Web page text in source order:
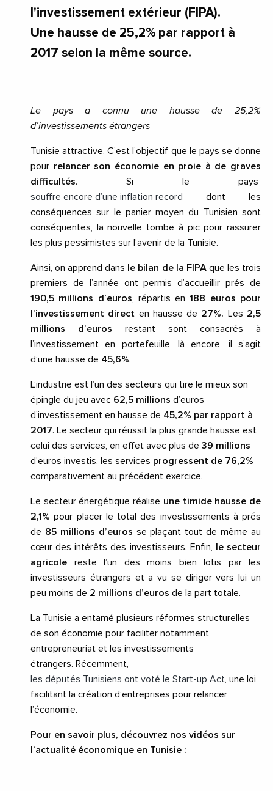
l'investissement extérieur (FIPA).
Une hausse de 25,2% par rapport à
2017 selon la même source.
Le pays a connu une hausse de 25,2%
d’investissements étrangers
Tunisie attractive. C’est l’objectif que le pays se donne
pour relancer son économie en proie à de graves
difficultés. Si le pays
souffre encore d’une inflation record
dont les
conséquences sur le panier moyen du Tunisien sont
conséquentes, la nouvelle tombe à pic pour rassurer
les plus pessimistes sur l’avenir de la Tunisie.
Ainsi, on apprend dans le bilan de la FIPAque les trois
premiers de l’année ont permis d’accueillir prés de
190,5 millions d’euros , répartis en 188 euros pour
l’investissement direct en hausse de 27%. Les 2,5
millions d’euros restant sont consacrés à
l’investissement en portefeuille, là encore, il s’agit
d’une hausse de 45,6%.
L’industrie est l’un des secteurs qui tire le mieux son
épingle du jeu avec 62,5 millions d’euros
d’investissement en hausse de 45,2% par rapport à
2017. Le secteur qui réussit la plus grande hausse est
celui des services, en effet avec plus de 39 millions
d’euros investis, les services progressent de 76,2%
comparativement au précédent exercice.
Le secteur énergétique réalise une timide hausse de
2,1% pour placer le total des investissements à prés
de 85 millions d’euros se plaçant tout de même au
cœur des intérêts des investisseurs. Enfin,
le secteur
agricole reste l’un des moins bien lotis par les
investisseurs étrangers et a vu se diriger vers lui un
peu moins de 2 millions d’euros de la part totale.
La Tunisie a entamé plusieurs réformes structurelles
de son économie pour faciliter notamment
entrepreneuriat et les investissements
étrangers. Récemment,
les députés Tunisiens ont voté le Start-up Act , une loi
facilitant la création d’entreprises pour relancer
l’économie.
Pour en savoir plus, découvrez nos vidéos sur
l’actualité économique en Tunisie :